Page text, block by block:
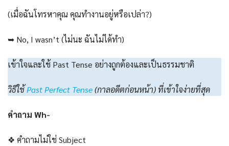
(เมื่อฉันโทรหาคุณ คุณทำงานอยู่หรือเปล่า?)
➥ No, I wasn’t (ไม่นะ ฉันไม่ได้ทำ)
เข้าใจและใช้ Past Tense อย่างถูกต้องและเป็นธรรมชาติ
วิธีใช้Past Perfect Tense(กาลอดีตก่อนหน้า) ที่เข้าใจง่ายที่สุด
คำถาม Wh-
❖ คำถามไม่ใช่ Subject